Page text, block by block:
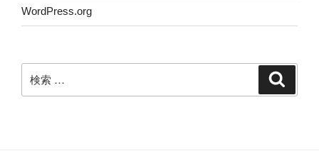
WordPress.org
索: